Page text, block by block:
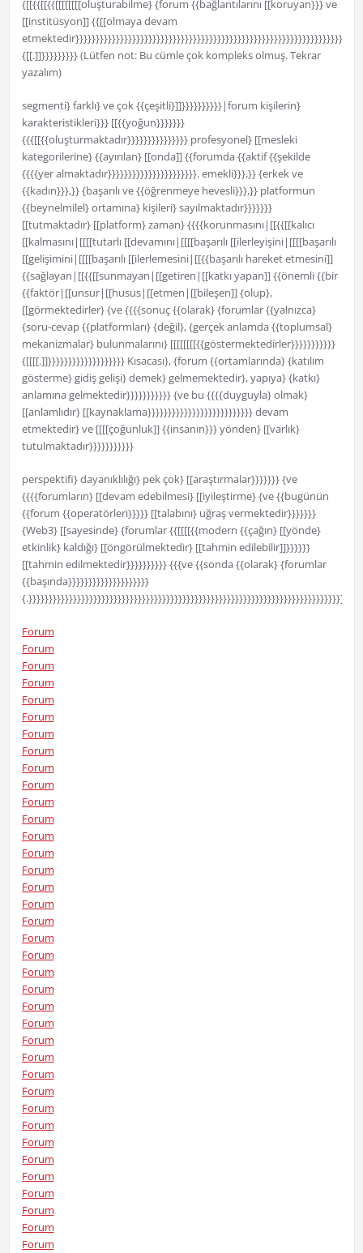
{[[{{[[{{[[[[[[[[oluşturabilme} {forum {{bağlantılarını [[koruyan}}} ve
[[institüsyon]] {{[[olmaya devam
{[[.]]}}}}}}}}} (Lütfen not: Bu cümle çok kompleks olmuş. Tekrar
yazalım)
segmenti} farklı} ve çok {{çeşitli}]]}}}}}}}}}}|forum kişilerin}
karakteristikleri}}} [[{{yoğun}}}}}}}
{{{[[{{oluşturmaktadır}}}}}}}}}}}}}}} profesyonel} [[mesleki
kategorilerine} {{ayırılan} [[onda]] {{forumda {{aktif {{şekilde
{{{{yer almaktadır}}}}}}}}}}}}}}}}}}}}}}. emekli}}},}} {erkek ve
{{kadın}}},}} {başarılı ve {{öğrenmeye hevesli}}},}} platformun
{{beynelmilel} ortamına} kişileri} sayılmaktadır}}}}}}}
[[tutmaktadır} [[platform} zaman} {{{{korunmasını|[[{{[[kalıcı
[[kalmasını|[[[[tutarlı [[devamını|[[[[başarılı [[ilerleyişini|[[[[başarılı
[[gelişimini|[[[[başarılı [[ilerlemesini|[[{{başarılı hareket etmesini]]
{{sağlayan|[[{{[[sunmayan|[[getiren|[[katkı yapan]] {{önemli {{bir
{{faktör|[[unsur|[[husus|[[etmen|[[bileşen]] {olup},
[[görmektedirler} {ve {{{{sonuç {{olarak} {forumlar {{yalnızca}
{soru-cevap {{platformları} {değil}, {gerçek anlamda {{toplumsal}
mekanizmalar} bulunmalarını} [[[[[[[[{{göstermektedirler}}}}}}}}}}}
{[[[[.]]}}}}}}}}}}}}}}}}}}} Kısacası}, {forum {{ortamlarında} {katılım
gösterme} gidiş gelişi} demek} gelmemektedir}, yapıya} {katkı}
anlamına gelmektedir}}}}}}}}}}} {ve bu {{{{duyguyla} olmak}
[[anlamlıdır} [[kaynaklama}}}}}}}}}}}}}}}}}}}}}}}}}} devam
etmektedir} ve [[[[çoğunluk]] {{insanın}}} yönden} [[varlık}
tutulmaktadır}}}}}}}}}}}
perspektifi} dayanıklılığı} pek çok} [[araştırmalar}}}}}}} {ve
{{{{forumların} [[devam edebilmesi} [[iyileştirme} {ve {{bugünün
{{forum {{operatörleri}}}}} [[talabını} uğraş vermektedir}}}}}}}
{Web3} [[sayesinde} {forumlar {{[[[[{{modern {{çağın} [[yönde}
etkinlik} kaldığı} [[öngörülmektedir} [[tahmin edilebilir]]}}}}}}
[[tahmin edilmektedir}}}}}}}}}} {{{ve {{sonda {{olarak} {forumlar
{{başında}}}}}}}}}}}}}}}}}}}}
Forum
Forum
Forum
Forum
Forum
Forum
Forum
Forum
Forum
Forum
Forum
Forum
Forum
Forum
Forum
Forum
Forum
Forum
Forum
Forum
Forum
Forum
Forum
Forum
Forum
Forum
Forum
Forum
Forum
Forum
Forum
Forum
Forum
Forum
Forum
Forum
Forum